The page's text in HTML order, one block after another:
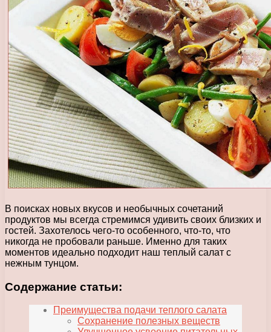
В поисках новых вкусов и необычных сочетаний
продуктов мы всегда стремимся удивить своих близких и
гостей. Захотелось чего-то особенного, что-то, что
никогда не пробовали раньше. Именно для таких
моментов идеально подходит наш теплый салат с
нежным тунцом.
Содержание статьи:
Преимущества подачи теплого салата
Сохранение полезных веществ